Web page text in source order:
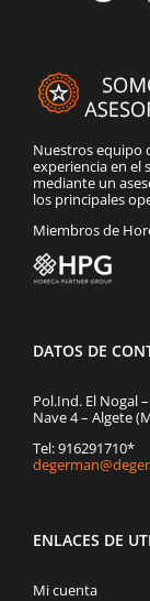
Nuestros equipo
experiencia en el
mediante un
los principales
Miembros de
DATOS DE
Pol.Ind. El Nogal
Nave 4 – Algete
Tel: 916291710*
ENLACES DE
Mi cuenta